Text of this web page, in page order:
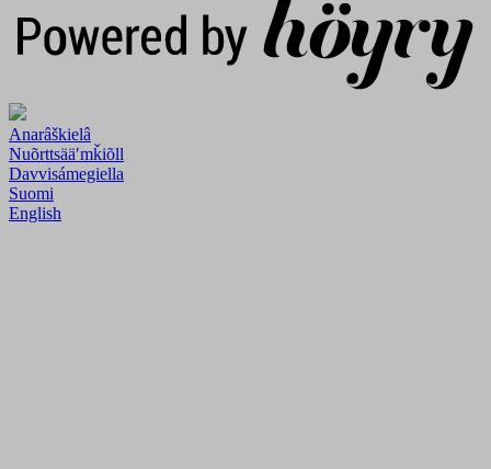
Anarâškielâ
Nuõrttsääʹmǩiõll
Davvisámegiella
Suomi
English